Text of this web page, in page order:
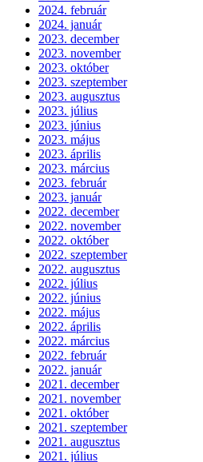
2024. február
2024. január
2023. december
2023. november
2023. október
2023. szeptember
2023. augusztus
2023. július
2023. június
2023. május
2023. április
2023. március
2023. február
2023. január
2022. december
2022. november
2022. október
2022. szeptember
2022. augusztus
2022. július
2022. június
2022. május
2022. április
2022. március
2022. február
2022. január
2021. december
2021. november
2021. október
2021. szeptember
2021. augusztus
2021. július